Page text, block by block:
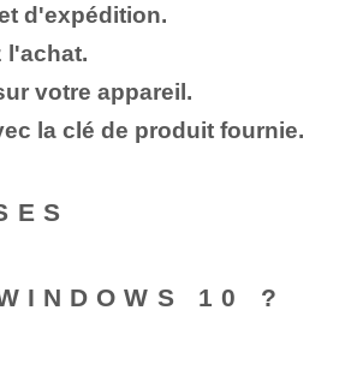
d'expédition.
l'achat.
votre appareil.
la clé de produit fournie.
10 ?